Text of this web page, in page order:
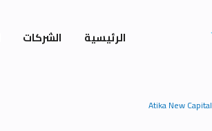
الرئيسية الشركات
Atika New Capital